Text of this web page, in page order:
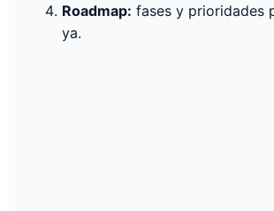
Roadmap: fases y prioridades
ya.